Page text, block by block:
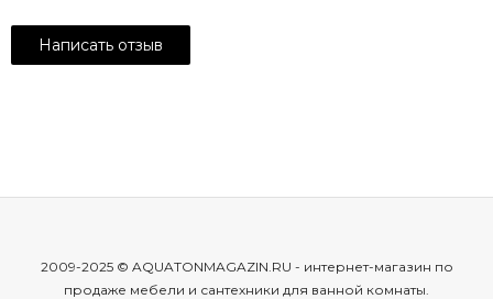
2009-2025 © AQUATONMAGAZIN.RU - интернет-магазин по
продаже мебели и сантехники для ванной комнаты.